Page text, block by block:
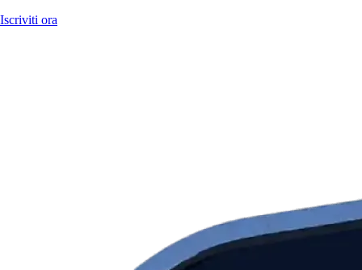
Iscriviti ora